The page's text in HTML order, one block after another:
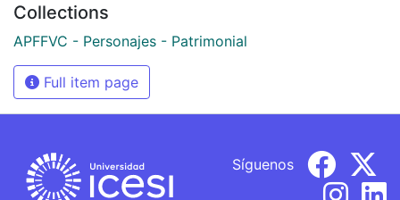
Collections
APFFVC - Personajes - Patrimonial
Full item page
Síguenos